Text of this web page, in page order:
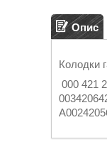
Опис
Колодки
000 421